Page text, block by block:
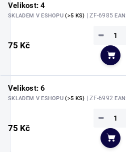
Velikost: 4
SKLADEM V ESHOPU(>5 KS) | ZF-6985EAN:
75 Kč
−
Do
Velikost: 6
SKLADEM V ESHOPU(>5 KS) | ZF-6992EAN:
75 Kč
−
Do